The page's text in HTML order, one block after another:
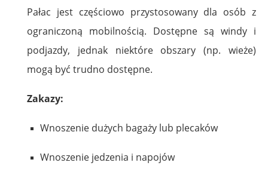
Pałac jest częściowo przystosowany dla osób z
ograniczoną mobilnością. Dostępne są windy i
podjazdy, jednak niektóre obszary (np. wieże)
mogą być trudno dostępne.
Zakazy:
Wnoszenie dużych bagaży lub plecaków
Wnoszenie jedzenia i napojów